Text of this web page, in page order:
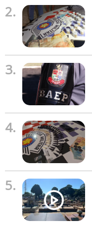
2.
3.
4.
5.